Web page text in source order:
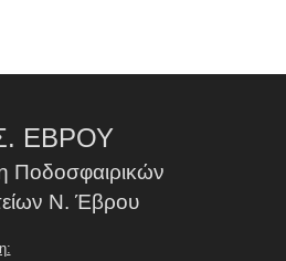
ΕΒΡΟΥ
Ποδοσφαιρικών
Ν. Έβρου